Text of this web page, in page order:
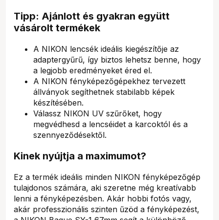
Tipp: Ajánlott és gyakran együtt
vásárolt termékek
A NIKON lencsék ideális kiegészítője az
adaptergyűrű, így biztos lehetsz benne, hogy
a legjobb eredményeket éred el.
A NIKON fényképezőgépekhez tervezett
állványok segíthetnek stabilabb képek
készítésében.
Válassz NIKON UV szűrőket, hogy
megvédhesd a lencséidet a karcoktól és a
szennyeződésektől.
Kinek nyújtja a maximumot?
Ez a termék ideális minden NIKON fényképezőgép
tulajdonos számára, aki szeretne még kreatívabb
lenni a fényképezésben. Akár hobbi fotós vagy,
akár professzionális szinten űzöd a fényképezést,